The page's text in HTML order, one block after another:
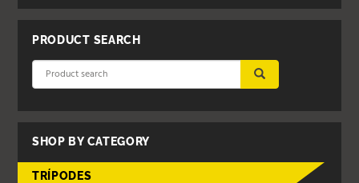
PRODUCT SEARCH
SUBMIT
SHOP BY CATEGORY
TRÍPODES